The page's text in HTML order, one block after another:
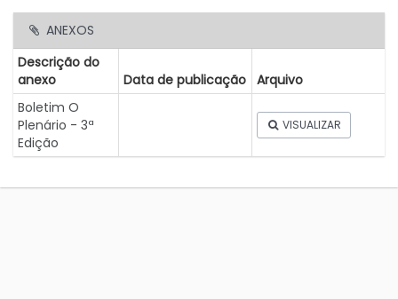
ANEXOS
Descrição do
anexo
Data de publicação Arquivo
Boletim O
Plenário - 3ª
Edição
VISUALIZAR